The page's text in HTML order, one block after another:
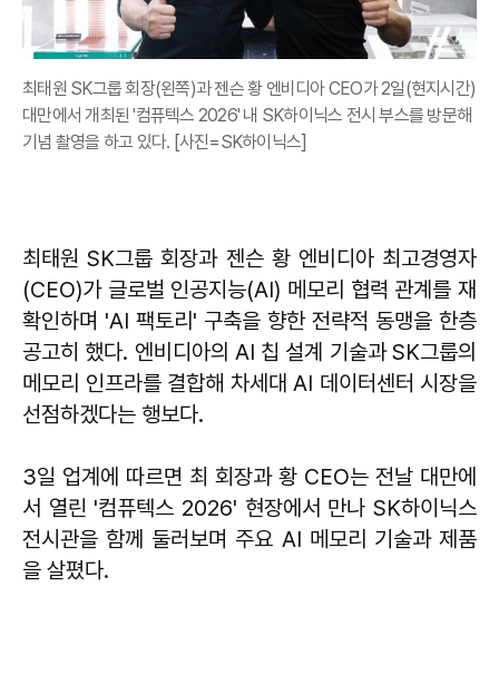
최태원 SK그룹 회장(왼쪽)과 젠슨 황 엔비디아 CEO가 2일(현지시간)
대만에서 개최된 '컴퓨텍스 2026' 내 SK하이닉스 전시 부스를 방문해
기념 촬영을 하고 있다. [사진=SK하이닉스]
최태원 SK그룹 회장과 젠슨 황 엔비디아 최고경영자
(CEO)가 글로벌 인공지능(AI) 메모리 협력 관계를 재
확인하며 'AI 팩토리' 구축을 향한 전략적 동맹을 한층
공고히 했다. 엔비디아의 AI 칩 설계 기술과 SK그룹의
메모리 인프라를 결합해 차세대 AI 데이터센터 시장을
선점하겠다는 행보다.
3일 업계에 따르면 최 회장과 황 CEO는 전날 대만에
서 열린 '컴퓨텍스 2026' 현장에서 만나 SK하이닉스
전시관을 함께 둘러보며 주요 AI 메모리 기술과 제품
을 살폈다.